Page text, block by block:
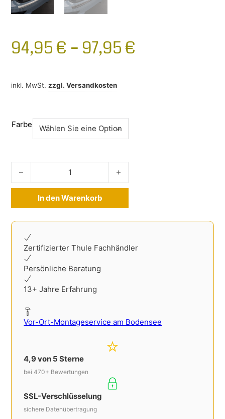
94,95 € – 97,95 €
inkl. MwSt. zzgl.Versandkosten
Farbe
Ladekantenschutz BMW iX ab 2021- Edelstahl Menge
In den Warenkorb
Zertifizierter Thule Fachhändler
Persönliche Beratung
13+ Jahre Erfahrung
Vor-Ort-Montageservice am Bodensee
4,9 von 5 Sterne
bei 470+ Bewertungen
SSL-Verschlüsselung
sichere Datenübertragung